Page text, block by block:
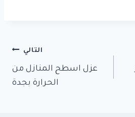
التالي
عزل اسطح المنازل من
الحرارة بجدة